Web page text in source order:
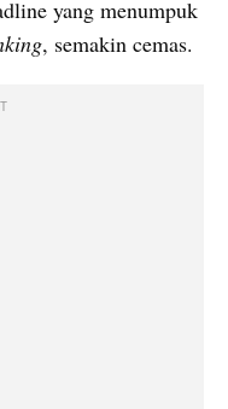
yang menumpuk
, semakin cemas.